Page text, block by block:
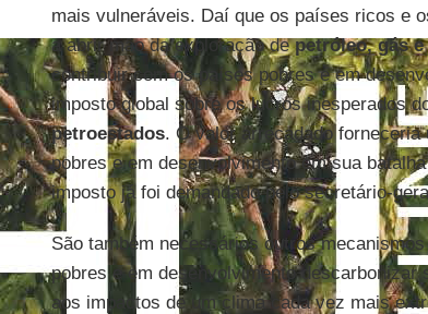
mais vulneráveis. Daí que os países ricos e
a abrir mão da exploração depetróleo, gás e
contribuir com os países pobres e em
imposto global sobre os lucros inesperados
petroestados. O valor arrecadado
pobres e em desenvolvimento em sua
imposto já foi demandado pelo secretário-
São também necessários outros
pobres e em desenvolvimento
aos impactos de um clima cada vez mais